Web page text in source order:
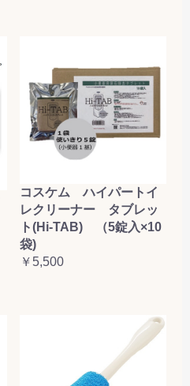
コスケム ハイパートイ
レクリーナー タブレッ
ト(Hi-TAB) （5錠入×10
袋)
￥5,500